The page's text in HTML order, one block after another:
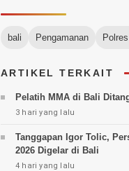
bali Pengamanan
ARTIKEL TERKAIT
Pelatih MMA di Bali
3 hari yang lalu
Tanggapan Igor Tolic,
2026 Digelar di Bali
4 hari yang lalu